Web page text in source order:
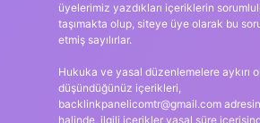
üyelerimiz yazdıkları içeriklerin
taşımakta olup, siteye üye olarak bu
etmiş sayılırlar.
Hukuka ve yasal düzenlemelere aykırı
düşündüğünüz içerikleri,
backlinkpanelicomtr@gmail.com
halinde, ilgili içerikler yasal süre